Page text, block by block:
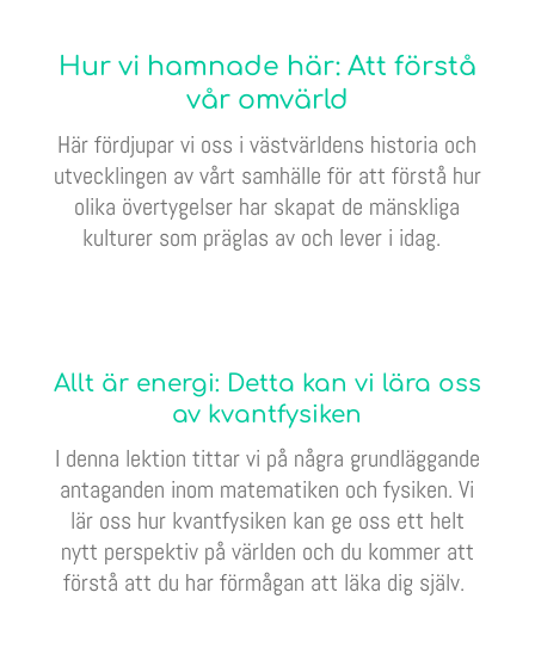
Hur vi hamnade här: Att förstå
vår omvärld
Här fördjupar vi oss i västvärldens historia och
utvecklingen av vårt samhälle för att förstå hur
olika övertygelser har skapat de mänskliga
kulturer som präglas av och lever i idag.
Allt är energi: Detta kan vi lära oss
av kvantfysiken
I denna lektion tittar vi på några grundläggande
antaganden inom matematiken och fysiken. Vi
lär oss hur kvantfysiken kan ge oss ett helt
nytt perspektiv på världen och du kommer att
förstå att du har förmågan att läka dig själv.